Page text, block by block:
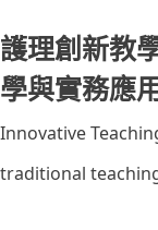
護理創新教
學與實務應
Innovative
traditional